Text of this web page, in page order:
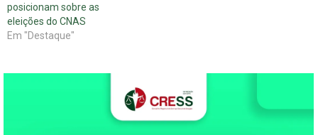
posicionam sobre as
eleições do CNAS
Em "Destaque"